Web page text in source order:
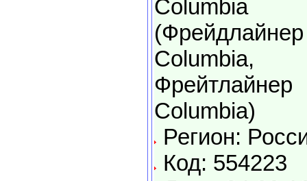
Columbia
(Фрейдлайнер
Columbia,
Фрейтлайнер
Columbia)
Регион:
Код: 554223